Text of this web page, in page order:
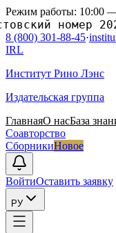
Режим работы: 10:00
номер 2026
8 (800) 301-88-45·
IRL
Институт Рино Лэнс
Издательская группа
ГлавнаяО насБаза
Соавторство
СборникиНовое
ВойтиОставить заявку
РУ